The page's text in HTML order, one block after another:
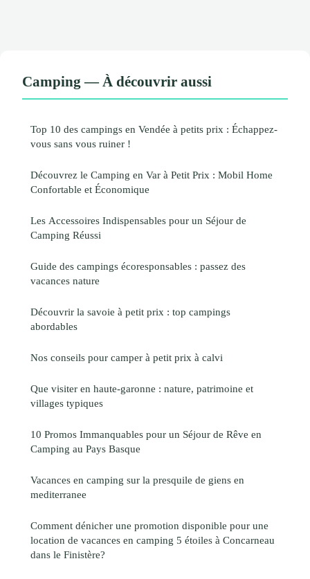
Camping — À découvrir aussi
Top 10 des campings en Vendée à petits prix : Échappez-
vous sans vous ruiner !
Découvrez le Camping en Var à Petit Prix : Mobil Home
Confortable et Économique
Les Accessoires Indispensables pour un Séjour de
Camping Réussi
Guide des campings écoresponsables : passez des
vacances nature
Découvrir la savoie à petit prix : top campings
abordables
Nos conseils pour camper à petit prix à calvi
Que visiter en haute-garonne : nature, patrimoine et
villages typiques
10 Promos Immanquables pour un Séjour de Rêve en
Camping au Pays Basque
Vacances en camping sur la presquile de giens en
mediterranee
Comment dénicher une promotion disponible pour une
location de vacances en camping 5 étoiles à Concarneau
dans le Finistère?